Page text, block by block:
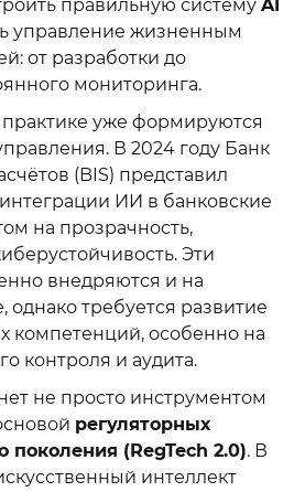
правильную систему AI
управление жизненным
от разработки до
мониторинга.
уже формируются
В 2024 году Банк
(BIS) представил
ИИ в банковские
на прозрачность,
Эти
внедряются и на
требуется развитие
компетенций, особенно на
контроля и аудита.
не просто инструментом
регуляторных
поколения (RegTech 2.0). В
интеллект